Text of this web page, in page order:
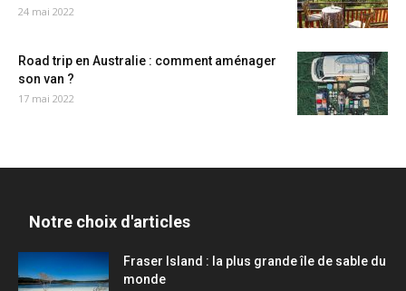
24 mai 2022
Road trip en Australie : comment aménager
son van ?
17 mai 2022
Notre choix d'articles
Fraser Island : la plus grande île de sable du
monde